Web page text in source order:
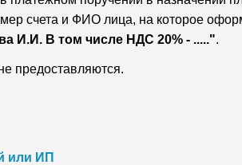
счета и ФИО лица, на которое
И.И. В том числе НДС 20% - .....".
предоставляются.
или ИП